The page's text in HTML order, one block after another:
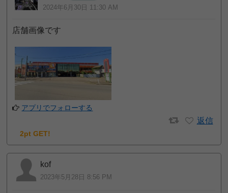
2024年6月30日 11:30 AM
店舗画像です
アプリでフォローする
返信
2pt GET!
kof
2023年5月28日 8:56 PM